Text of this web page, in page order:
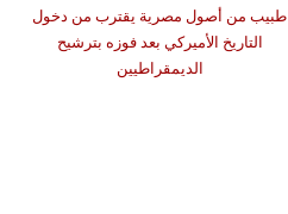
طبيب من أصول مصرية يقترب من دخول
التاريخ الأميركي بعد فوزه بترشيح
الديمقراطيين